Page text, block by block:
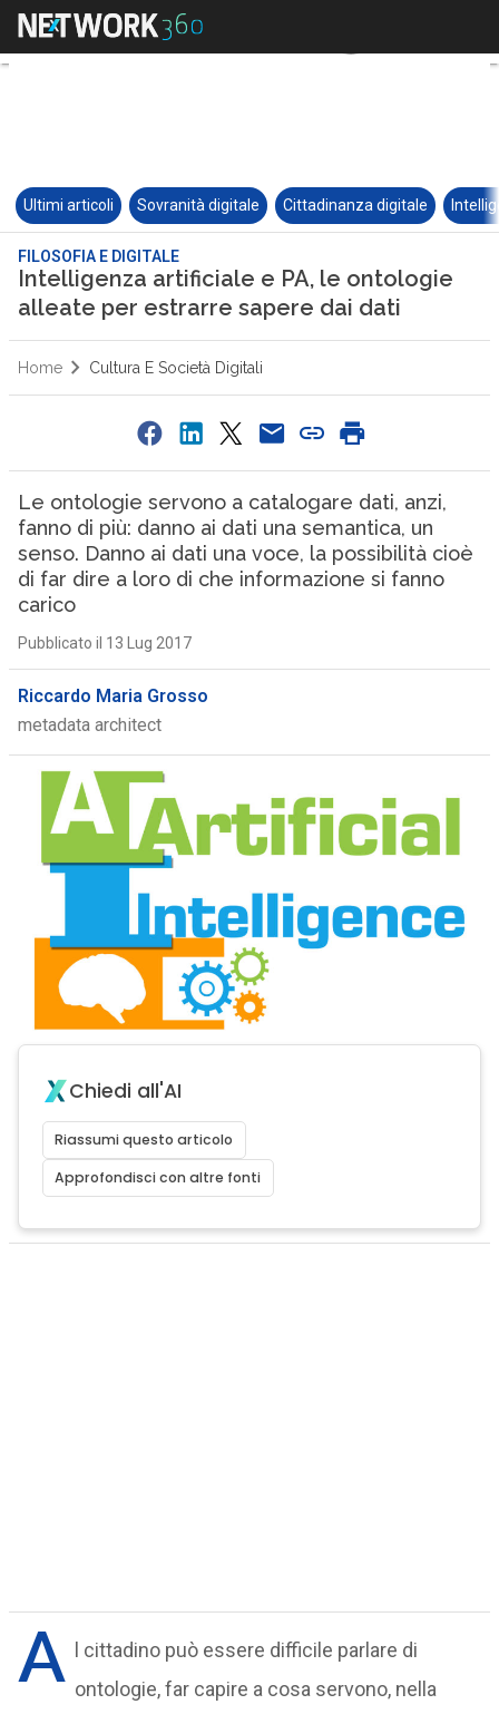
Ultimi articoli Sovranità digitale Cittadinanza digitale
FILOSOFIA E DIGITALE
Intelligenza artificiale e PA, le ontologie
alleate per estrarre sapere dai dati
Home Cultura E Società Digitali
Le ontologie servono a catalogare dati, anzi,
fanno di più: danno ai dati una semantica, un
senso. Danno ai dati una voce, la possibilità cioè
di far dire a loro di che informazione si fanno
carico
Pubblicato il 13 Lug 2017
Riccardo Maria Grosso
metadata architect
Chiedi all'AI
Riassumi questo articolo
Approfondisci con altre fonti
A
l cittadino può essere difficile parlare di
ontologie, far capire a cosa servono, nella